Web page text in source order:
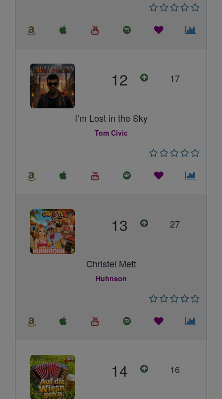
12 17
I’m Lost in the Sky
Tom Civic
13 27
Christel Mett
Huhnson
14 16